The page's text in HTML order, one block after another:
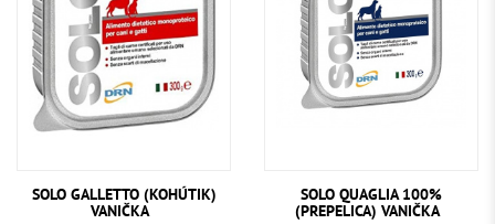
SOLO GALLETTO (KOHÚTIK)
VANIČKA
SOLO QUAGLIA 100%
(PREPELICA) VANIČKA